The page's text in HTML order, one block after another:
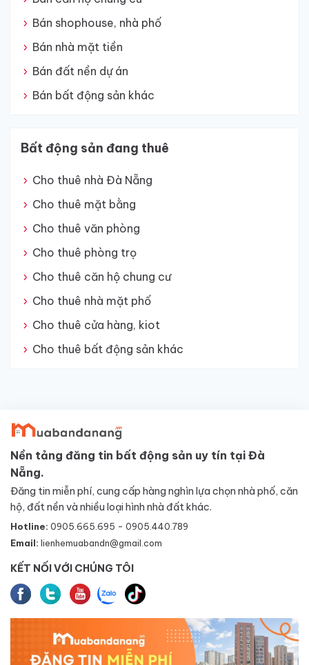
Bán shophouse, nhà phố
Bán nhà mặt tiền
Bán đất nền dự án
Bán bất động sản khác
Bất động sản đang thuê
Cho thuê nhà Đà Nẵng
Cho thuê mặt bằng
Cho thuê văn phòng
Cho thuê phòng trọ
Cho thuê căn hộ chung cư
Cho thuê nhà mặt phố
Cho thuê cửa hàng, kiot
Cho thuê bất động sản khác
Nền tảng đăng tin bất động sản uy tín tại Đà
Nẵng.
Đăng tin miễn phí, cung cấp hàng nghìn lựa chọn nhà phố, căn
hộ, đất nền và nhiều loại hình nhà đất khác.
Hotline: 0905.665.695 - 0905.440.789
Email: lienhemuabandn@gmail.com
KẾT NỐI VỚI CHÚNG TÔI